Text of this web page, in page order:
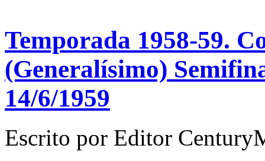
Temporada 1958-59.
(Generalísimo)
14/6/1959
Escrito por Editor